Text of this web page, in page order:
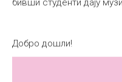
бивши студенти дају
Добро дошли!